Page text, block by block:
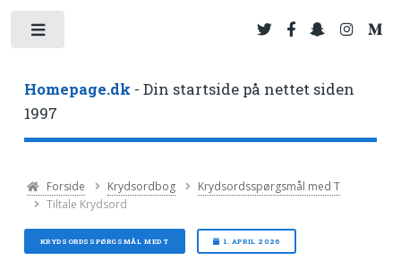
Homepage.dk - Din startside på nettet siden
1997
Forside Krydsordbog
Krydsordsspørgsmål med T
Tiltale Krydsord
KRYDSORDSSPØRGSMÅL MED T 1. APRIL 2026